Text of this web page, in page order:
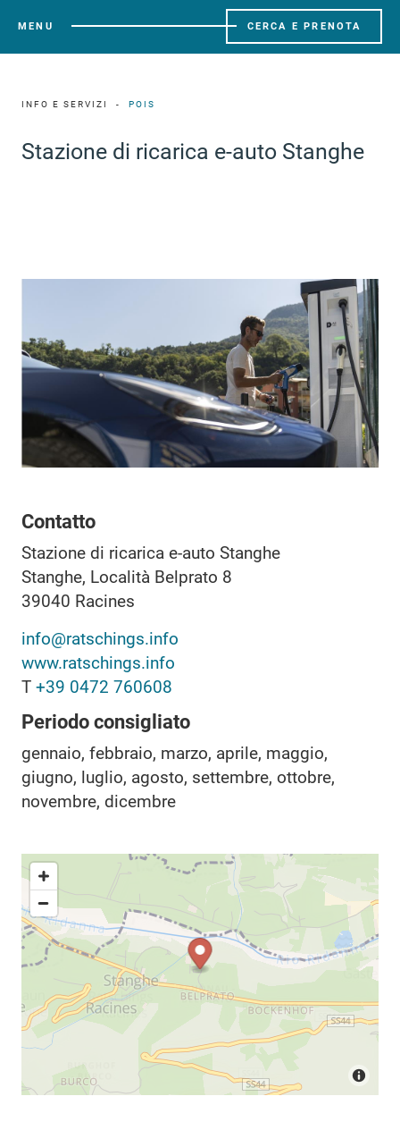
MENU CERCA E PRENOTA
INFO E SERVIZI POIS
Stazione di ricarica e-auto Stanghe
Contatto
Stazione di ricarica e-auto Stanghe
Stanghe, Località Belprato 8
39040 Racines
info@ratschings.info
www.ratschings.info
T +39 0472 760608
Periodo consigliato
gennaio, febbraio, marzo, aprile, maggio,
giugno, luglio, agosto, settembre, ottobre,
novembre, dicembre